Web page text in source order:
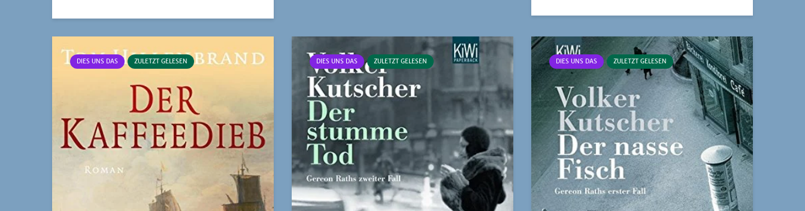
DIES UNS DAS ZULETZT GELESEN DIES UNS DAS ZULETZT GELESEN DIES UNS DAS ZULETZT GELESEN